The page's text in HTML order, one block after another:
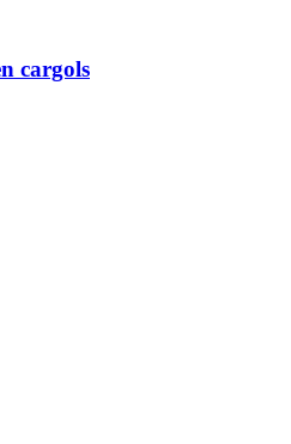
cargols